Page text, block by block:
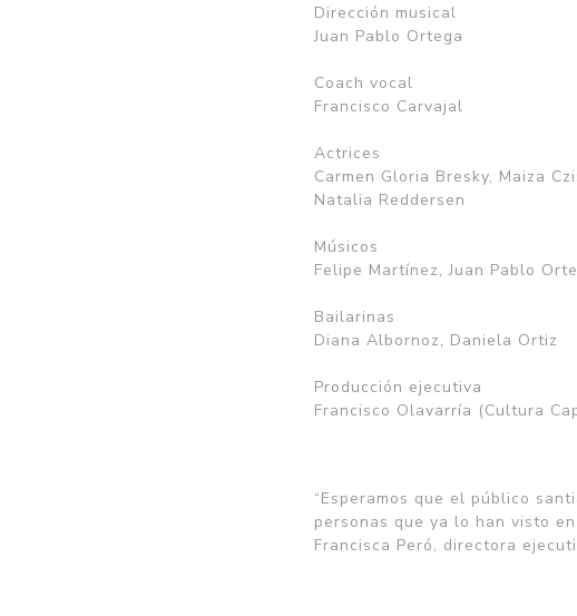
Dirección musical
Juan Pablo Ortega
Coach vocal
Francisco Carvajal
Actrices
Carmen Gloria Bresky, Maiza
Natalia Reddersen
Músicos
Felipe Martínez, Juan Pablo
Bailarinas
Diana Albornoz, Daniela Ortiz
Producción ejecutiva
Francisco Olavarría (Cultura
“Esperamos que el público
personas que ya lo han visto en
Francisca Peró, directora